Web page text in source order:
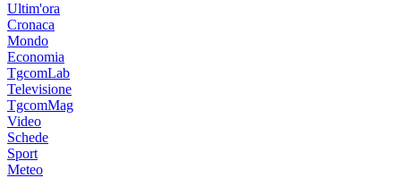
Ultim'ora
Cronaca
Mondo
Economia
TgcomLab
Televisione
TgcomMag
Video
Schede
Sport
Meteo